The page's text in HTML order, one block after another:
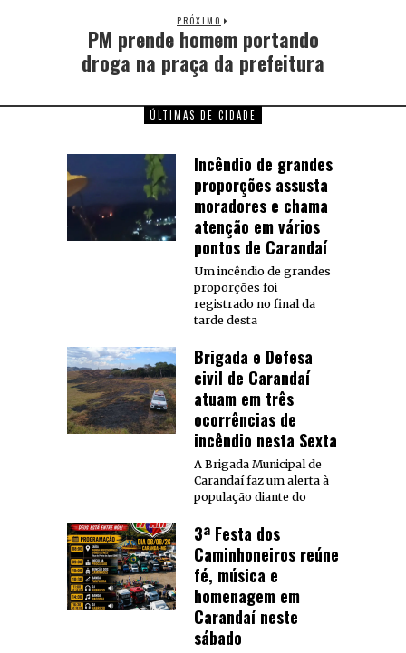
PRÓXIMO
PM prende homem portando
droga na praça da prefeitura
ÚLTIMAS DE CIDADE
Incêndio de grandes
proporções assusta
moradores e chama
atenção em vários
pontos de Carandaí
Um incêndio de grandes
proporções foi
registrado no final da
tarde desta
Brigada e Defesa
civil de Carandaí
atuam em três
ocorrências de
incêndio nesta Sexta
A Brigada Municipal de
Carandaí faz um alerta à
população diante do
3ª Festa dos
Caminhoneiros reúne
fé, música e
homenagem em
Carandaí neste
sábado